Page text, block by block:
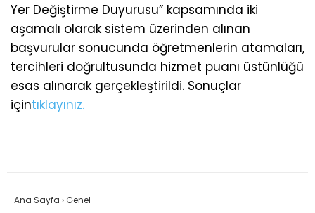
Yer Değiştirme Duyurusu” kapsamında iki
aşamalı olarak sistem üzerinden alınan
başvurular sonucunda öğretmenlerin atamaları,
tercihleri doğrultusunda hizmet puanı üstünlüğü
esas alınarak gerçekleştirildi. Sonuçlar
içintıklayınız.
Ana Sayfa ›Genel